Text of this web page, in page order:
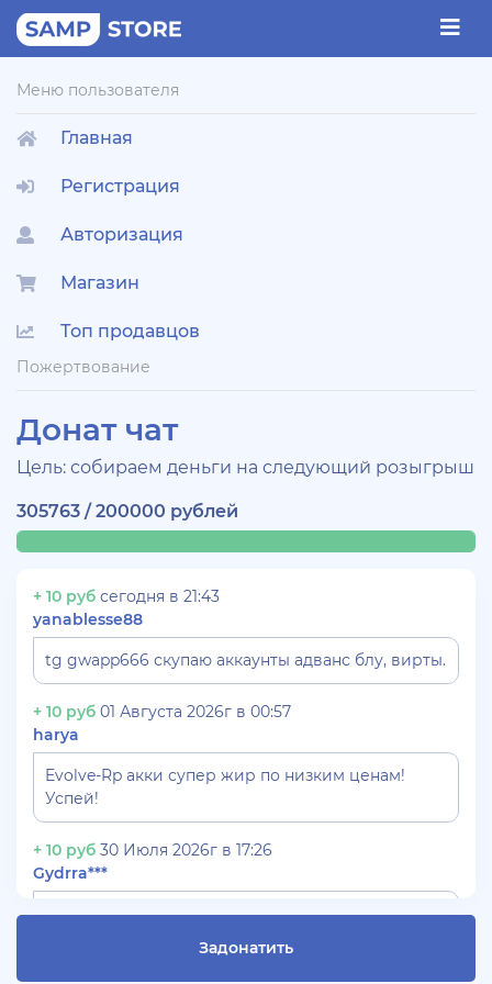
Меню пользователя
Главная
Регистрация
Авторизация
Магазин
Топ продавцов
Пожертвование
Донат чат
Цель: собираем деньги на следующий розыгрыш
305763 / 200000 рублей
+ 10 руб сегодня в 21:43
yanablesse88
tg gwapp666 скупаю аккаунты адванс блу, вирты.
+ 10 руб 01 Августа 2026г в 00:57
harya
Evolve-Rp акки супер жир по низким ценам!
Успей!
+ 10 руб 30 Июля 2026г в 17:26
Gydrra***
СКУПАЮ АККАУНТЫ БЛЕК РАША ТГ -
Задонатить